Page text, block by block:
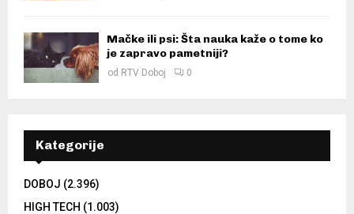
Mačke ili psi: Šta nauka kaže o tome ko
je zapravo pametniji?
od RTV Doboj 0
Kategorije
DOBOJ (2.396)
HIGH TECH (1.003)